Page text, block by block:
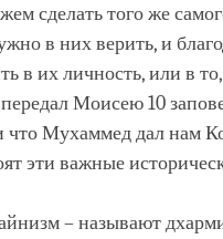
сделать того же
в них верить, и
в их личность, или в
Моисею 10
что Мухаммед дал нам
эти важные
– называют